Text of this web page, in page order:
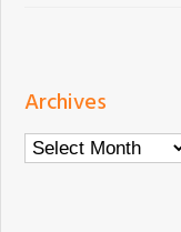
Archives
Archives